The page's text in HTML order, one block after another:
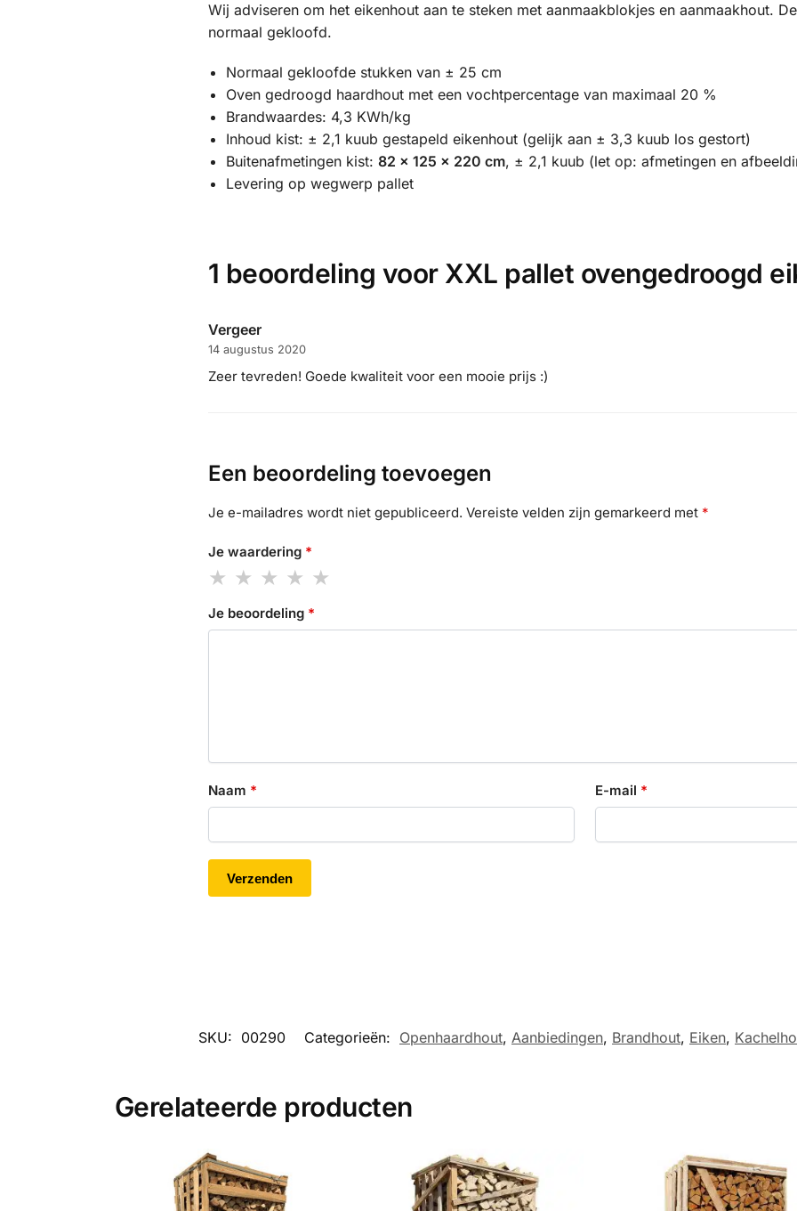
Wij adviseren om het eikenhout aan te steken met aanmaakblokjes en aanmaakhout.
normaal gekloofd.
Normaal gekloofde stukken van ± 25 cm
Oven gedroogd haardhout met een vochtpercentage van maximaal 20 %
Brandwaardes: 4,3 KWh/kg
Inhoud kist: ± 2,1 kuub gestapeld eikenhout (gelijk aan ± 3,3 kuub los gestort)
Buitenafmetingen kist: 82 x 125 x 220 cm, ± 2,1 kuub (let op: afmetingen en
Levering op wegwerp pallet
1 beoordeling voor XXL pallet ovengedroogd
Vergeer
14 augustus 2020
Zeer tevreden! Goede kwaliteit voor een mooie prijs :)
Een beoordeling toevoegen
Je e-mailadres wordt niet gepubliceerd. Vereiste velden zijn gemarkeerd met *
Je waardering *
Je beoordeling *
Naam * E-mail *
SKU: 00290 Categorieën: Openhaardhout, Aanbiedingen, Brandhout, Eiken,
Gerelateerde producten